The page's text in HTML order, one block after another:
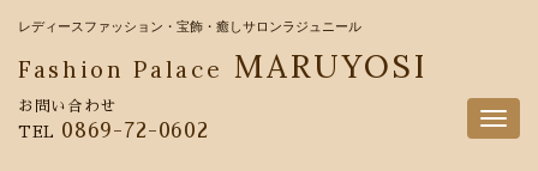
レディースファッション・宝飾・癒しサロンラジュニール
Fashion Palace MARUYOSI
お問い合わせ
TEL
0869-72-0602